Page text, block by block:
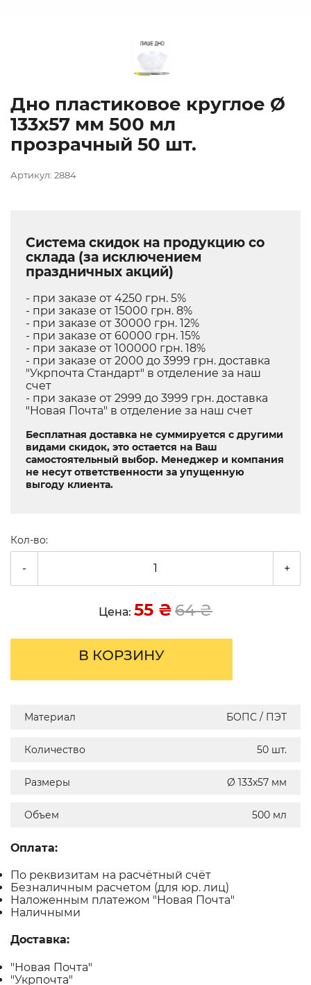
Дно пластиковое круглое Ø
133х57 мм 500 мл
прозрачный 50 шт.
Артикул: 2884
Система скидок на продукцию со
склада (за исключением
праздничных акций)
- при заказе от 4250 грн. 5%
- при заказе от 15000 грн. 8%
- при заказе от 30000 грн. 12%
- при заказе от 60000 грн. 15%
- при заказе от 100000 грн. 18%
- при заказе от 2000 до 3999 грн. доставка
"Укрпочта Стандарт" в отделение за наш
счет
- при заказе от 2999 до 3999 грн. доставка
"Новая Почта" в отделение за наш счет
Бесплатная доставка не суммируется с другими
видами скидок, это остается на Ваш
самостоятельный выбор. Менеджер и компания
не несут ответственности за упущенную
выгоду клиента.
Кол-во:
- +
Цена: 55 ₴64₴
В КОРЗИНУ
Материал БОПС / ПЭТ
Количество 50 шт.
Размеры Ø 133х57 мм
Объем 500 мл
Оплата:
По реквизитам на расчётный счёт
Безналичным расчетом (для юр. лиц)
Наложенным платежом "Новая Почта"
Наличными
Доставка:
"Новая Почта"
"Укрпочта"